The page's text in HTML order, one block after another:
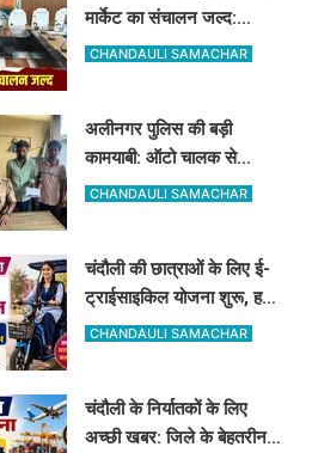
मार्केट का संचालन जल्द:
पूर्वांचल के 7 जिलों के किसान
CHANDAULI SAMACHAR
अलीनगर पुलिस की बड़ी
कामयाबी: ऑटो चालक से
मोबाइल व ईयरफोन छीनने वाले
CHANDAULI SAMACHAR
चंदौली की छात्राओं के लिए ई-
ट्राईसाइकिल योजना शुरू, हर
विधानसभा में 20 को मिलेगा
CHANDAULI SAMACHAR
चंदौली के निर्यातकों के लिए
अच्छी खबर: जिले के बेहतरीन